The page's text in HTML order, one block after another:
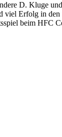
D. Kluge
Erfolg in
beim HFC